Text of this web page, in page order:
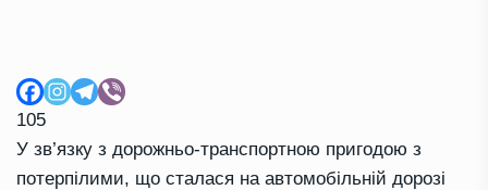
105
У зв’язку з дорожньо-транспортною пригодою з
потерпілими, що сталася на автомобільній дорозі